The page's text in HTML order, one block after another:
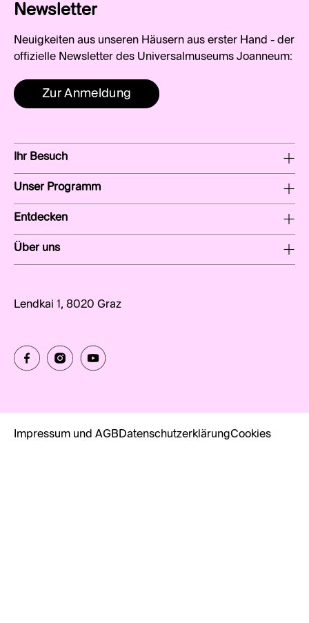
Newsletter
Neuigkeiten aus unseren Häusern aus erster Hand - der
offizielle Newsletter des Universalmuseums Joanneum:
Zur Anmeldung
Ihr Besuch
Unser Programm
Entdecken
Über uns
Lendkai 1, 8020 Graz
Impressum und AGBDatenschutzerklärungCookies